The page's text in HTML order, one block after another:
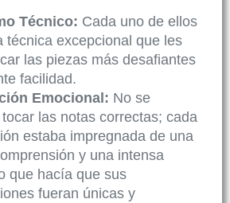
Técnico: Cada uno de ellos
técnica excepcional que les
las piezas más desafiantes
facilidad.
Emocional: No se
las notas correctas; cada
estaba impregnada de una
y una intensa
que hacía que sus
fueran únicas y